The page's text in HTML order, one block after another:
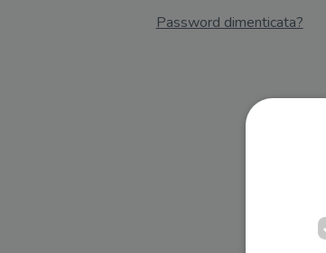
Password dimenticata?